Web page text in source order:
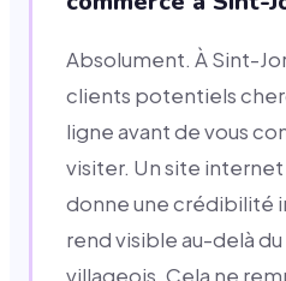
Absolument. À Sint-
clients potentiels
ligne avant de vous
visiter. Un site
donne une crédibilité
rend visible au-delà